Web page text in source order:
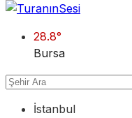
28.8°
Bursa
İstanbul